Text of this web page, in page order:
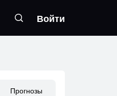
Войти
Прогнозы